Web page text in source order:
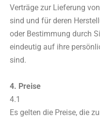
Verträge zur Lieferung
sind und für deren
oder Bestimmung durch
eindeutig auf ihre
sind.
4. Preise
4.1
Es gelten die Preise, die